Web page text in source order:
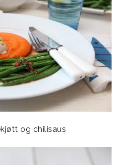
og chilisaus